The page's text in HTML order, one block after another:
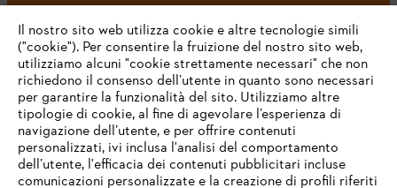
#STIHL
L’azienda
Il nostro sito web utilizza cookie e altre tecnologie simili
("cookie"). Per consentire la fruizione del nostro sito web,
utilizziamo alcuni "cookie strettamente necessari" che non
richiedono il consenso dell’utente in quanto sono necessari
per garantire la funzionalità del sito. Utilizziamo altre
tipologie di cookie, al fine di agevolare l’esperienza di
navigazione dell’utente, e per offrire contenuti
personalizzati, ivi inclusa l'analisi del comportamento
dell’utente, l'efficacia dei contenuti pubblicitari incluse
comunicazioni personalizzate e la creazione di profili riferiti